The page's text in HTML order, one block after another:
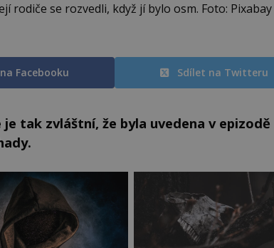
rodiče se rozvedli, když jí bylo osm. Foto: Pixabay
Facebooku Sdílet na Twitteru
tak zvláštní, že byla uvedena v epizodě